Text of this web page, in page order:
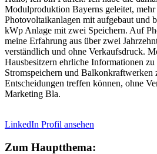
Modulproduktion Bayerns geleitet, mehr
Photovoltaikanlagen mit aufgebaut und
kWp Anlage mit zwei Speichern. Auf
meine Erfahrung aus über zwei
verständlich und ohne Verkaufsdruck.
Hausbesitzern ehrliche Informationen
Stromspeichern und Balkonkraftwerken
Entscheidungen treffen können, ohne
Marketing Bla.
LinkedIn Profil ansehen
Zum Hauptthema: